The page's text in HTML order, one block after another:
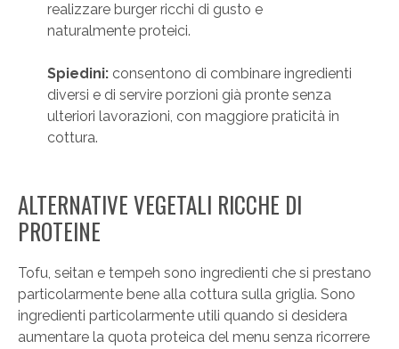
realizzare burger ricchi di gusto e
naturalmente proteici.
Spiedini:consentono di combinare ingredienti
diversi e di servire porzioni già pronte senza
ulteriori lavorazioni, con maggiore praticità in
cottura.
ALTERNATIVE VEGETALI RICCHE DI
PROTEINE
Tofu, seitan e tempeh sono ingredienti che si prestano
particolarmente bene alla cottura sulla griglia. Sono
ingredienti particolarmente utili quando si desidera
aumentare la quota proteica del menu senza ricorrere